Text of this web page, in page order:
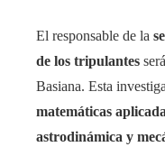
El responsable de la
de los tripulantes
Basiana. Esta
matemáticas
astrodinámica y